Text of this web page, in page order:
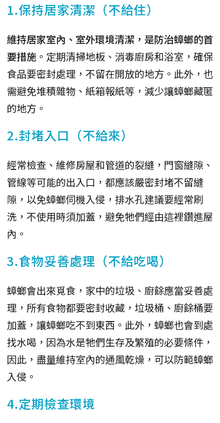
1.保持居家清潔（不給住）
維持居家室內、室外環境清潔，是防治蟑螂的首
要措施 。定期清掃地板、消毒廚房和浴室，確保
食品要密封處理，不留在開放的地方。此外，也
需避免堆積雜物、紙箱報紙等，減少讓蟑螂藏匿
的地方。
2.封堵入口（不給來）
經常檢查、維修房屋和管道的裂縫，門窗縫隙、
管線等可能的出入口，都應該嚴密封堵不留縫
隙，以免蟑螂伺機入侵，排水孔建議要經常刷
洗，不使用時須加蓋，避免牠們經由這裡鑽進屋
內。
3.食物妥善處理（不給吃喝）
蟑螂會出來覓食，家中的垃圾、廚餘應當妥善處
理，所有食物都要密封收藏，垃圾桶、廚餘桶要
加蓋，讓蟑螂吃不到東西。此外，蟑螂也會到處
找水喝，因為水是牠們生存及繁殖的必要條件，
因此，盡量維持室內的通風乾燥，可以防範蟑螂
入侵。
4.定期檢查環境